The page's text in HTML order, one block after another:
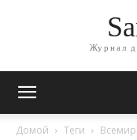
Журнал
Домой Теги